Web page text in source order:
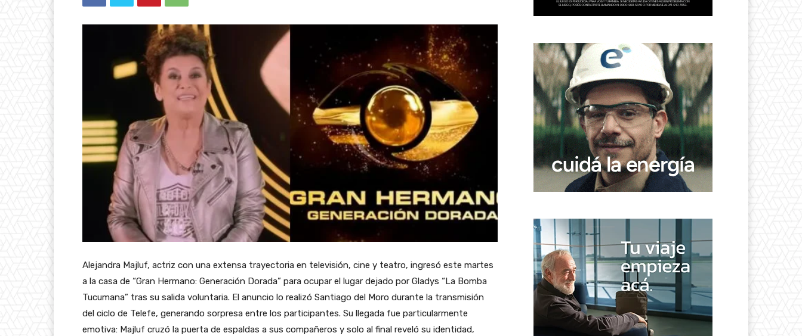
Alejandra Majluf, actriz con una extensa trayectoria en televisión, cine y teatro, ingresó este martes
a la casa de “Gran Hermano: Generación Dorada” para ocupar el lugar dejado por Gladys “La Bomba
Tucumana” tras su salida voluntaria. El anuncio lo realizó Santiago del Moro durante la transmisión
del ciclo de Telefe, generando sorpresa entre los participantes. Su llegada fue particularmente
emotiva: Majluf cruzó la puerta de espaldas a sus compañeros y solo al final reveló su identidad,